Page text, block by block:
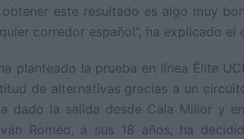
este resultado es algo muy
corredor español”, ha explicado
planteado la prueba en línea Élite
de alternativas gracias a un
dado la salida desde Cala Millor y
Romeo, a sus 18 años, ha